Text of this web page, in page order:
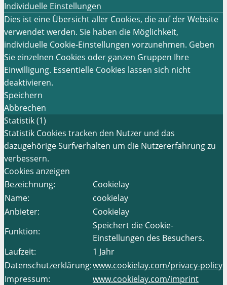
Individuelle Einstellungen
Dies ist eine Übersicht aller Cookies, die auf der Website
verwendet werden. Sie haben die Möglichkeit,
individuelle Cookie-Einstellungen vorzunehmen. Geben
Sie einzelnen Cookies oder ganzen Gruppen Ihre
Einwilligung. Essentielle Cookies lassen sich nicht
deaktivieren.
Speichern
Abbrechen
Statistik (1)
Statistik Cookies tracken den Nutzer und das
dazugehörige Surfverhalten um die Nutzererfahrung zu
verbessern.
Cookies anzeigen
Bezeichnung:
Cookielay
Name:
cookielay
Anbieter:
Cookielay
Funktion:
Speichert die Cookie-
Einstellungen des Besuchers.
Laufzeit:
1 Jahr
Datenschutzerklärung:www.cookielay.com/privacy-policy
Impressum:
www.cookielay.com/imprint